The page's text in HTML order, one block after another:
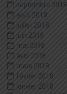
septembre 2018
août 2018
juillet 2018
juin 2018
mai 2018
avril 2018
mars 2018
février 2018
janvier 2018